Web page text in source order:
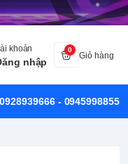
khoản
nhập
0
Giỏ hàng
0928939666 - 0945998855